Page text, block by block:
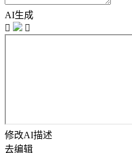
AI生成


修改AI描述
去编辑